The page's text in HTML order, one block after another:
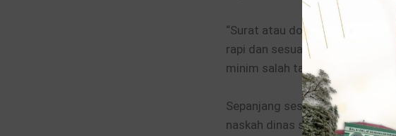
“Surat atau dokumen dinas
rapi dan sesuai standar
minim salah tafsir, dan
Sepanjang sesi bimtek, para
naskah dinas secara riil, mulai